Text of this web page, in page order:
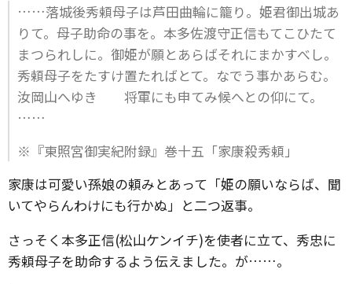
……落城後秀頼母子は芦田曲輪に籠り。姫君御出城あ
りて。母子助命の事を。本多佐渡守正信もてこひたて
まつられしに。御姫が願とあらばそれにまかすべし。
秀頼母子をたすけ置たればとて。なでう事かあらむ。
汝岡山へゆき 将軍にも申てみ候へとの仰にて。
……
※『東照宮御実紀附録』巻十五「家康殺秀頼」
家康は可愛い孫娘の頼みとあって「姫の願いならば、聞
いてやらんわけにも行かぬ」と二つ返事。
さっそく本多正信(松山ケンイチ)を使者に立て、秀忠に
秀頼母子を助命するよう伝えました。が……。